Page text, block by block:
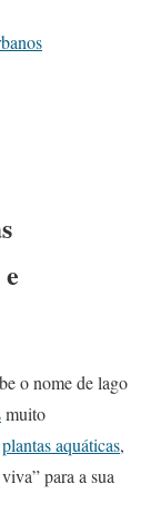
o nome de lago
muito
plantas aquáticas,
para a sua